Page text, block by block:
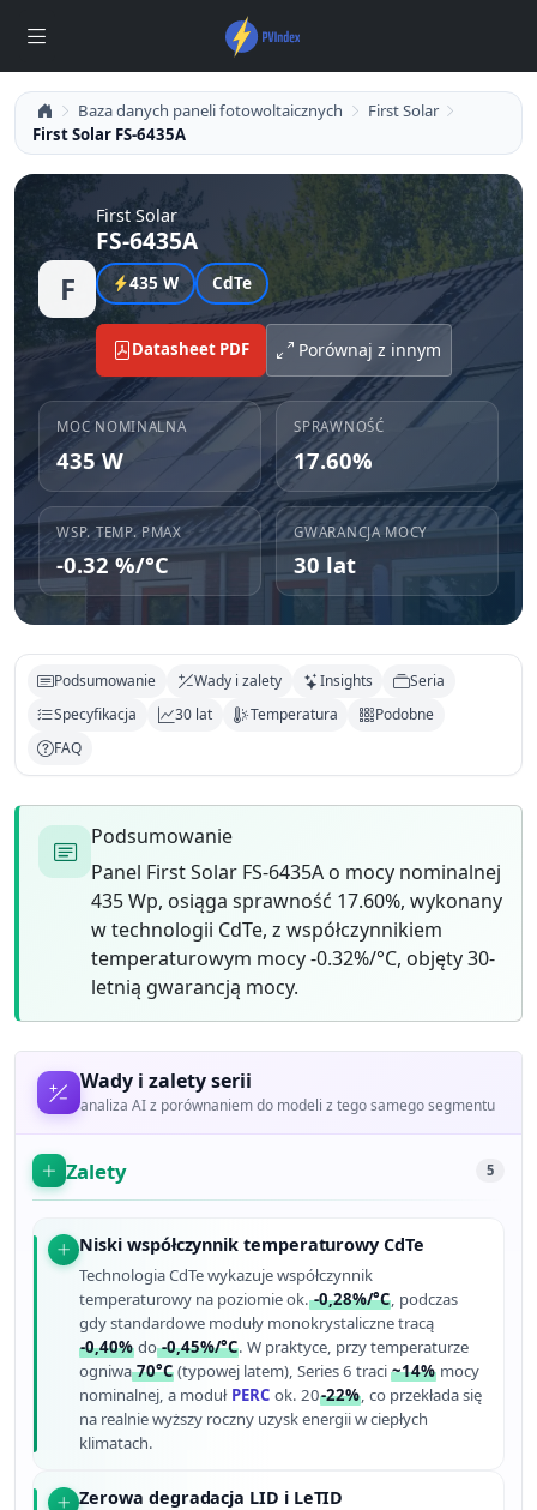
Baza danych paneli fotowoltaicznych
First Solar
First Solar FS-6435A
F
First Solar
FS-6435A
435 W CdTe
Datasheet PDF Porównaj z innym
MOC NOMINALNA
435 W
SPRAWNOŚĆ
17.60%
WSP. TEMP. PMAX
-0.32 %/°C
GWARANCJA MOCY
30 lat
Podsumowanie Wady i zalety Insights
Seria
Specyfikacja
30 lat Temperatura
Podobne
FAQ
Podsumowanie
Panel First Solar FS-6435A o mocy nominalnej
435 Wp, osiąga sprawność 17.60%, wykonany
w technologii CdTe, z współczynnikiem
temperaturowym mocy -0.32%/°C, objęty 30-
letnią gwarancją mocy.
Wady i zalety serii
analiza AI z porównaniem do modeli z tego samego segmentu
Zalety 5
Niski współczynnik temperaturowy CdTe
Technologia CdTe wykazuje współczynnik
temperaturowy na poziomie ok.-0,28%/°C, podczas
gdy standardowe moduły monokrystaliczne tracą
-0,40% do-0,45%/°C. W praktyce, przy temperaturze
ogniwa70°C (typowej latem), Series 6 traci~14% mocy
nominalnej, a moduł PERC ok. 20-22%, co przekłada się
na realnie wyższy roczny uzysk energii w ciepłych
klimatach.
Zerowa degradacja LID i LeTID